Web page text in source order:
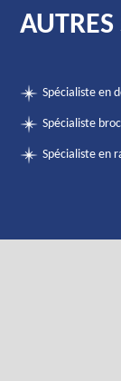
AUTRES
Spécialiste en
Spécialiste
Spécialiste en